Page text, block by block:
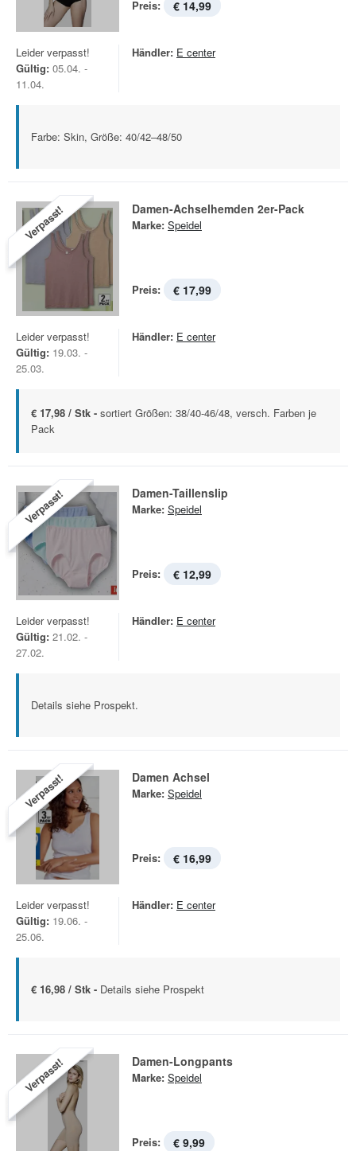
Preis: € 14,99
Leider verpasst!
Gültig: 05.04. -
11.04.
Händler: E center
Farbe: Skin, Größe: 40/42–48/50
Verpasst! Damen-Achselhemden 2er-Pack
Marke: Speidel
Preis: € 17,99
Leider verpasst!
Gültig: 19.03. -
25.03.
Händler: E center
€ 17,98 / Stk - sortiert Größen: 38/40-46/48, versch. Farben je
Pack
Verpasst! Damen-Taillenslip
Marke: Speidel
Preis: € 12,99
Leider verpasst!
Gültig: 21.02. -
27.02.
Händler: E center
Details siehe Prospekt.
Verpasst! Damen Achsel
Marke: Speidel
Preis: € 16,99
Leider verpasst!
Gültig: 19.06. -
25.06.
Händler: E center
€ 16,98 / Stk - Details siehe Prospekt
Verpasst! Damen-Longpants
Marke: Speidel
Preis: € 9,99